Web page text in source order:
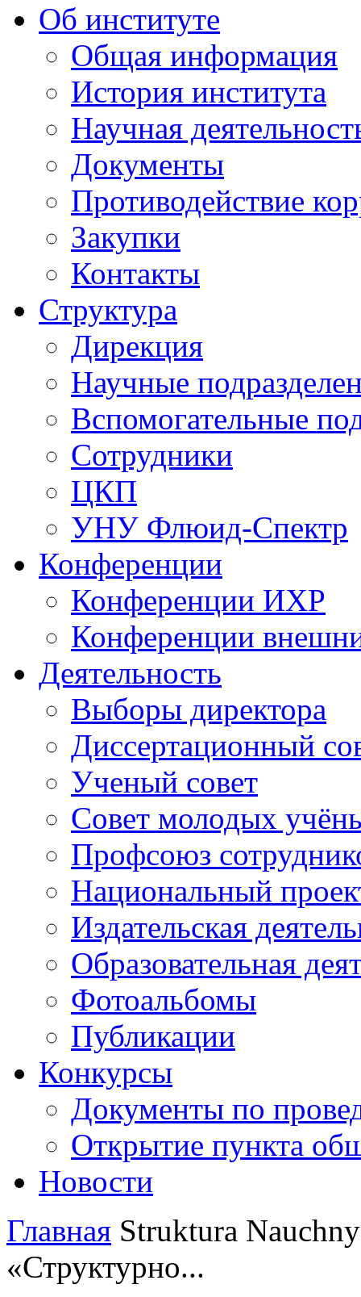
Об институте
Общая информация
История института
Научная
Документы
Противодействие
Закупки
Контакты
Структура
Дирекция
Научные
Вспомогательные
Сотрудники
ЦКП
УНУ Флюид-Спектр
Конференции
Конференции ИХР
Конференции
Деятельность
Выборы директора
Диссертационный
Ученый совет
Совет молодых
Профсоюз
Национальный
Издательская
Образовательная
Фотоальбомы
Публикации
Конкурсы
Документы по
Открытие пункта
Новости
Главная Struktura
«Структурно...